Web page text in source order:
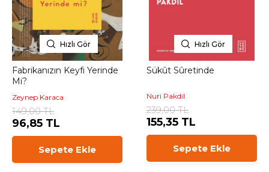
Hızlı Gör
Fabrikanızın Keyfi Yerinde
Mi?
Zeynep Karaca
149,00 TL
96,85 TL
Sepete Ekle
Hızlı Gör
Sükût Sûretinde
Nuri Pakdil
239,00 TL
155,35 TL
Sepete Ekle